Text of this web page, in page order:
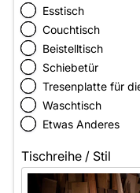
Esstisch
Couchtisch
Beistelltisch
Schiebetür
Tresenplatte für
Waschtisch
Etwas Anderes
Tischreihe / Stil